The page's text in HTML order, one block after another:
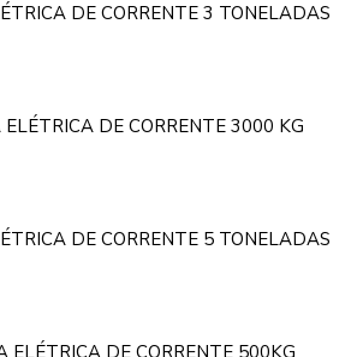
DE CORRENTE 3 TONELADAS
DE CORRENTE 3000 KG
DE CORRENTE 5 TONELADAS
ELÉTRICA DE CORRENTE 500KG